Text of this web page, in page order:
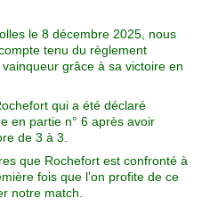
le 8 décembre 2025, nous
tenu du règlement
grâce à sa victoire en
qui a été déclaré
en partie n° 6 après avoir
de 3 à 3.
que Rochefort est confronté à
fois que l’on profite de ce
notre match.